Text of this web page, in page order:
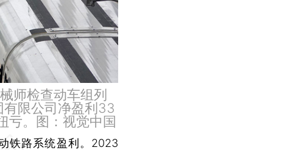
师检查动车组列
限公司净盈利33
亏。图：视觉中国
铁路系统盈利。2023